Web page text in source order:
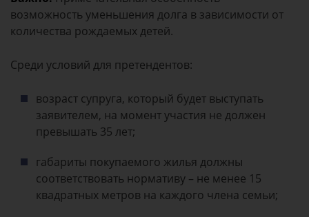
возможность уменьшения долга в зависимости от
количества рождаемых детей.
Среди условий для претендентов:
возраст супруга, который будет выступать
заявителем, на момент участия не должен
превышать 35 лет;
габариты покупаемого жилья должны
соответствовать нормативу – не менее 15
квадратных метров на каждого члена семьи;